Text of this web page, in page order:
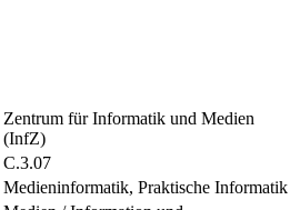
Zentrum für Informatik und Medien
(InfZ)
C.3.07
Medieninformatik, Praktische Informatik